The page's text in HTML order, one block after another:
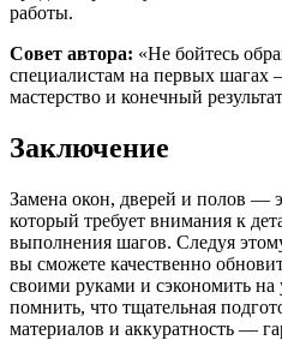
работы.
Совет автора: «Не бойтесь
специалистам на первых шагах
мастерство и конечный
Заключение
Замена окон, дверей и полов —
который требует внимания к
выполнения шагов. Следуя
вы сможете качественно
своими руками и сэкономить
помнить, что тщательная
материалов и аккуратность —